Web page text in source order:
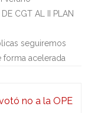
CGT AL II PLAN
seguiremos
acelerada
no a la OPE